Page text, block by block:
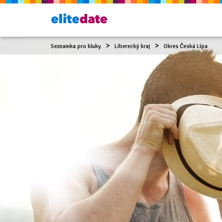
Seznamka pro kluky Liberecký kraj Okres Česká Lípa